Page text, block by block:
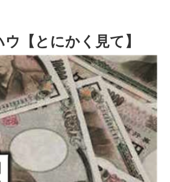
【とにかく見て】